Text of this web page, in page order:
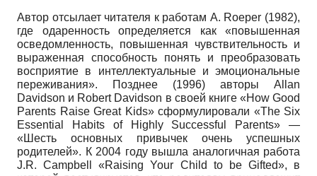
Автор отсылает читателя к работам А. Roeper (1982),
где одаренность определяется как «повышенная
осведомленность, повышенная чувствительность и
выраженная способность понять и преобразовать
восприятие в интеллектуальные и эмоциональные
переживания». Позднее (1996) авторы Allan
Davidson и Robert Davidson в своей книге «How Good
Parents Raise Great Kids» сформулировали «The Six
Essential Habits of Highly Successful Parents» —
«Шесть основных привычек очень успешных
родителей». К 2004 году вышла аналогичная работа
J.R. Campbell «Raising Your Child to be Gifted», в